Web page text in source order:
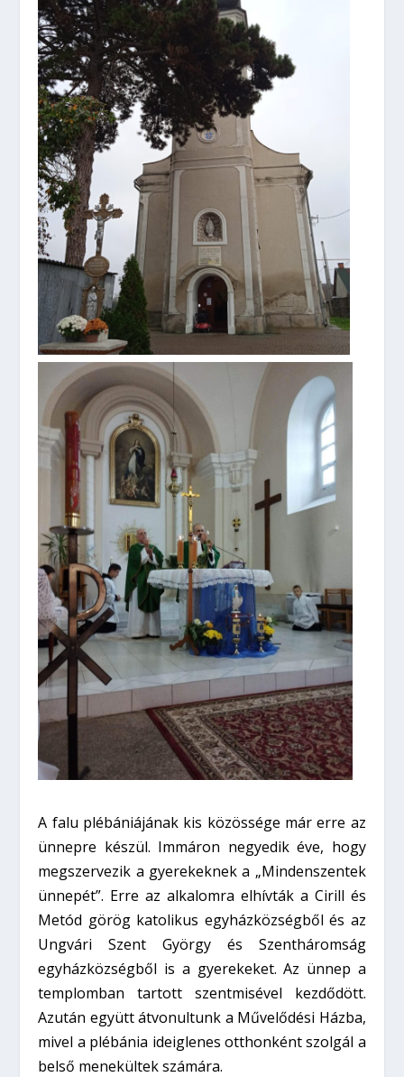
A falu plébániájának kis közössége már erre az
ünnepre készül. Immáron negyedik éve, hogy
megszervezik a gyerekeknek a „Mindenszentek
ünnepét”. Erre az alkalomra elhívták a Cirill és
Metód görög katolikus egyházközségből és az
Ungvári Szent György és Szentháromság
egyházközségből is a gyerekeket. Az ünnep a
templomban tartott szentmisével kezdődött.
Azután együtt átvonultunk a Művelődési Házba,
mivel a plébánia ideiglenes otthonként szolgál a
belső menekültek számára.